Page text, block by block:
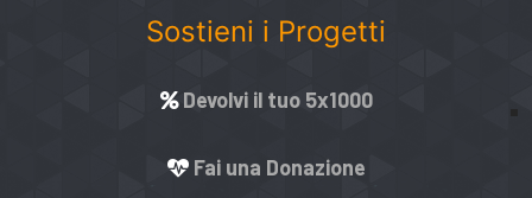
Sostieni i Progetti
Devolvi il tuo 5x1000
Fai una Donazione